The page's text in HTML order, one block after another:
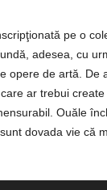
pe o
adesea, cu
opere de artă. De
ar trebui
Ouăle
dovada vie că